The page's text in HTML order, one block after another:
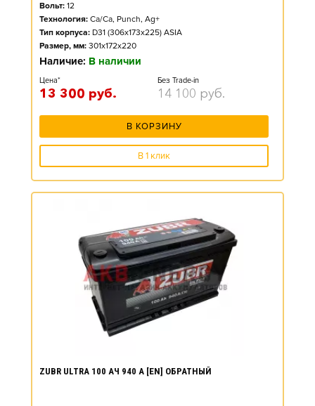
Вольт: 12
Технология: Ca/Ca, Punch, Ag+
Тип корпуса: D31 (306x173x225) ASIA
Размер, мм: 301x172x220
Наличие: В наличии
Цена*
13 300 руб.
Без Trade-in
14 100 руб.
В КОРЗИНУ
В 1 клик
ZUBR ULTRA 100 АЧ 940 А [EN] ОБРАТНЫЙ